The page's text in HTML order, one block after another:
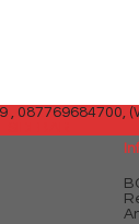
, 087769684700,